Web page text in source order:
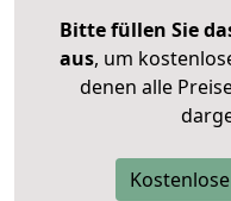
Bitte füllen Sie
aus, um
denen alle